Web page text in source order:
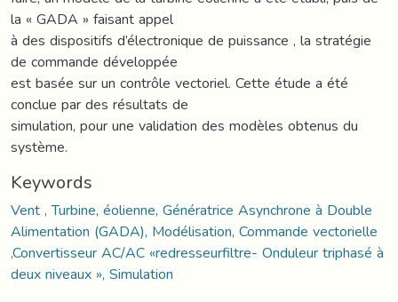
la « GADA » faisant appel
à des dispositifs d’électronique de puissance , la stratégie
de commande développée
est basée sur un contrôle vectoriel. Cette étude a été
conclue par des résultats de
simulation, pour une validation des modèles obtenus du
système.
Keywords
Vent , Turbine, éolienne, Génératrice Asynchrone à Double
Alimentation (GADA), Modélisation, Commande vectorielle
,Convertisseur AC/AC «redresseurfiltre- Onduleur triphasé à
deux niveaux », Simulation